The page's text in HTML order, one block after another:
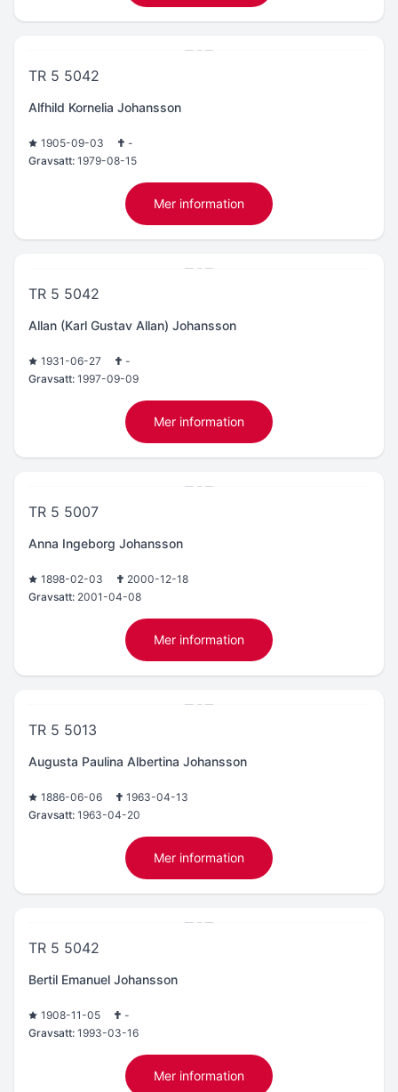
TR 5 5042
Alfhild Kornelia Johansson
1905-09-03
-
Gravsatt: 1979-08-15
Mer information
TR 5 5042
Allan (Karl Gustav Allan) Johansson
1931-06-27
-
Gravsatt: 1997-09-09
Mer information
TR 5 5007
Anna Ingeborg Johansson
1898-02-03
2000-12-18
Gravsatt: 2001-04-08
Mer information
TR 5 5013
Augusta Paulina Albertina Johansson
1886-06-06
1963-04-13
Gravsatt: 1963-04-20
Mer information
TR 5 5042
Bertil Emanuel Johansson
1908-11-05
-
Gravsatt: 1993-03-16
Mer information